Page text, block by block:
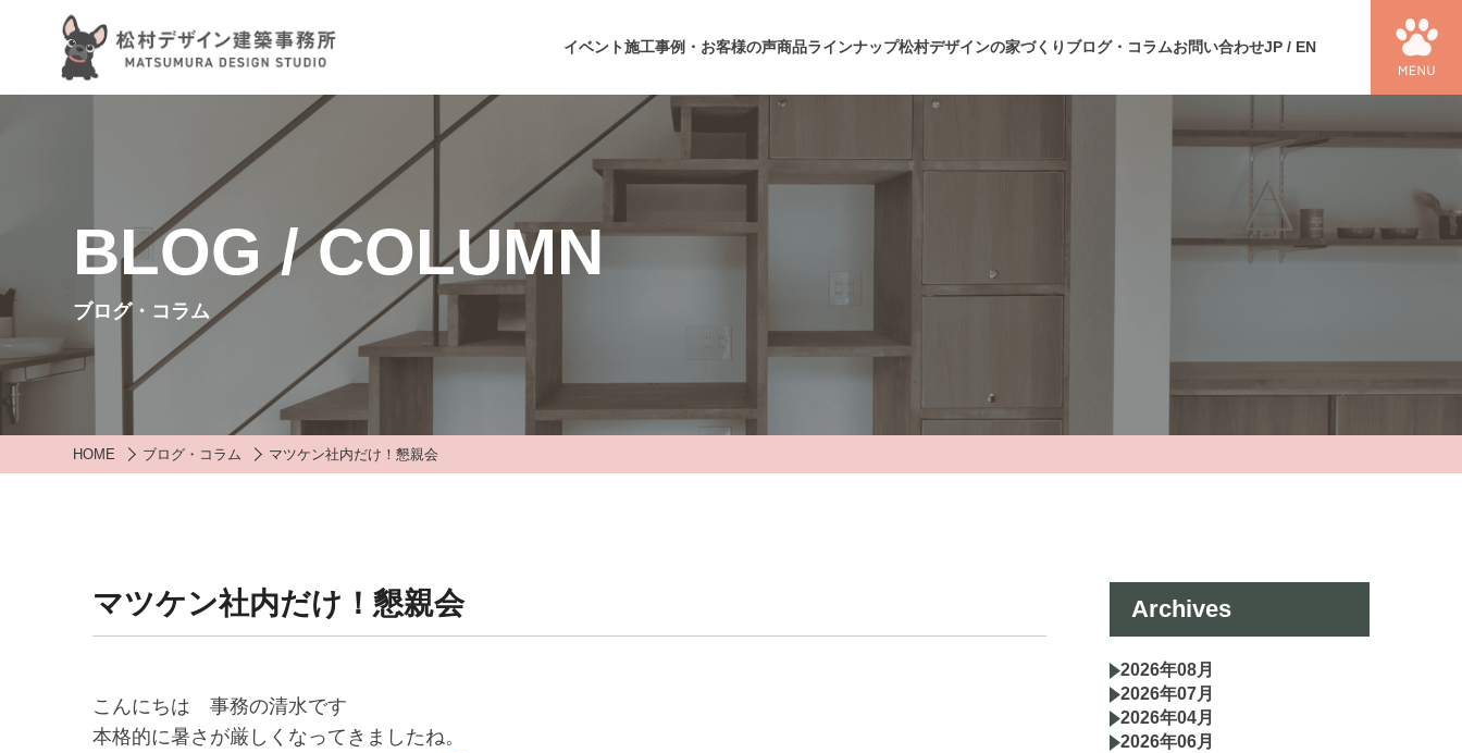
イベント施工事例・お客様の声商品ラインナップ松村デザインの家づくり ブログ・コラムお問い合わせJP / EN
BLOG / COLUMN
ブログ・コラム
HOME ブログ・コラム マツケン社内だけ！懇親会
マツケン社内だけ！懇親会
こんにちは 事務の清水です
本格的に暑さが厳しくなってきましたね。
Archives
2026年08月
2026年07月
2026年04月
2026年06月